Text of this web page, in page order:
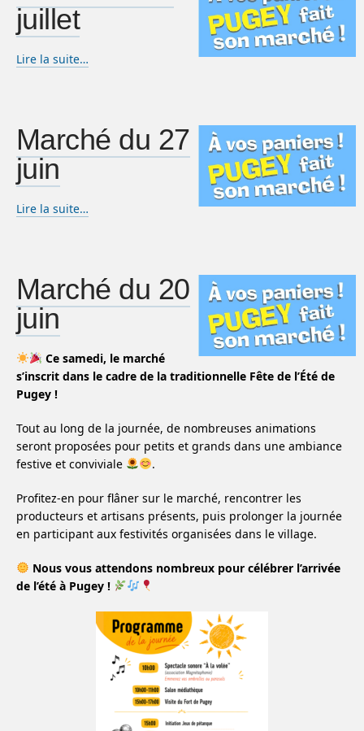
juillet
Lire la suite…
Marché du 27
juin
Lire la suite…
Marché du 20
juin
Ce samedi, le marché
s’inscrit dans le cadre de la traditionnelle Fête de l’Été de
Pugey !
Tout au long de la journée, de nombreuses animations
seront proposées pour petits et grands dans une ambiance
festive et conviviale
.
Profitez-en pour flâner sur le marché, rencontrer les
producteurs et artisans présents, puis prolonger la journée
en participant aux festivités organisées dans le village.
Nous vous attendons nombreux pour célébrer l’arrivée
de l’été à Pugey !